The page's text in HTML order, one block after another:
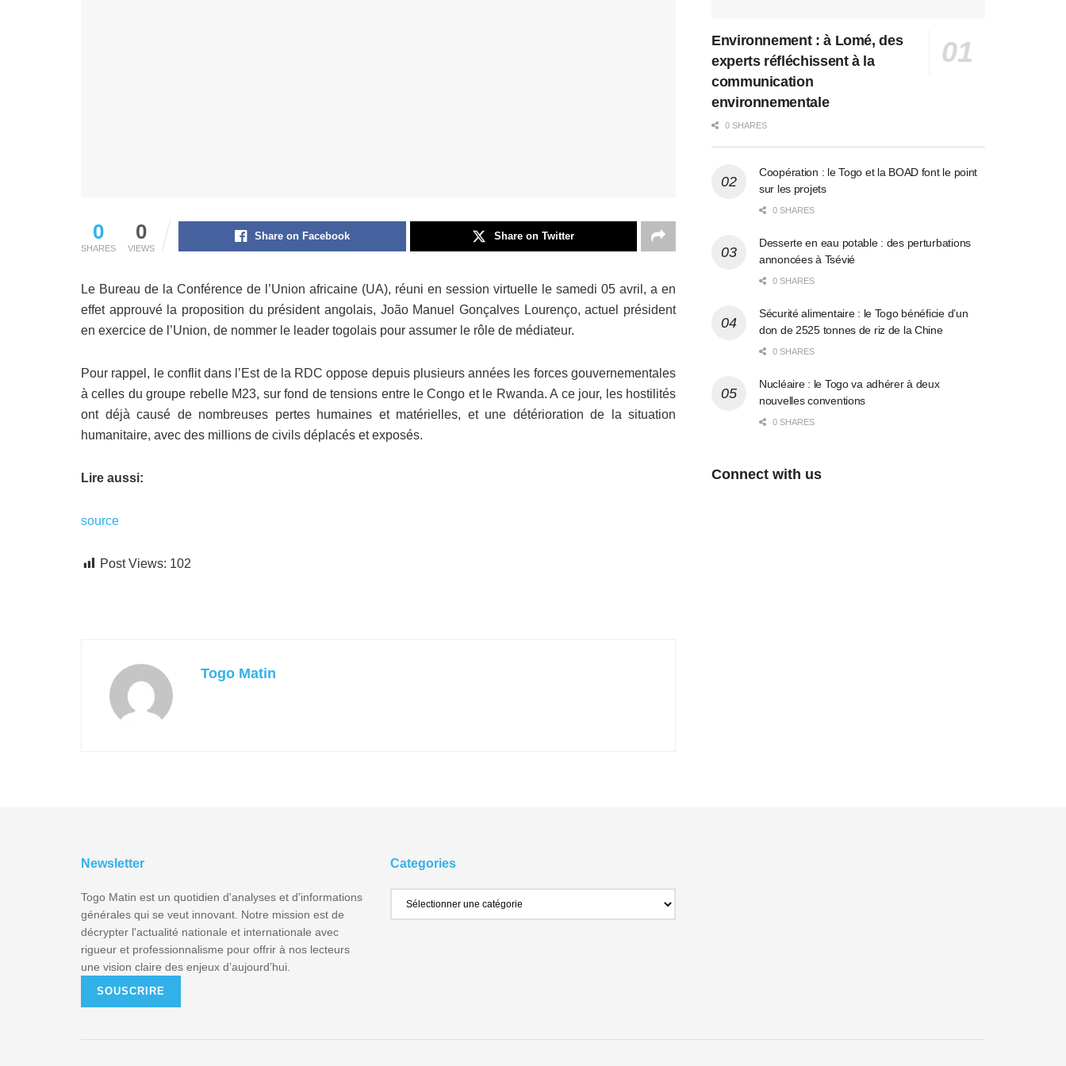
0
SHARES
0
VIEWS
Share on Facebook Share on Twitter
Le Bureau de la Conférence de l’Union africaine (UA), réuni en session virtuelle le samedi 05 avril, a en
effet approuvé la proposition du président angolais, João Manuel Gonçalves Lourenço, actuel président
en exercice de l’Union, de nommer le leader togolais pour assumer le rôle de médiateur.
Pour rappel, le conflit dans l’Est de la RDC oppose depuis plusieurs années les forces gouvernementales
à celles du groupe rebelle M23, sur fond de tensions entre le Congo et le Rwanda. A ce jour, les hostilités
ont déjà causé de nombreuses pertes humaines et matérielles, et une détérioration de la situation
humanitaire, avec des millions de civils déplacés et exposés.
Lire aussi:
source
Post Views: 102
Togo Matin
Environnement : à Lomé, des
experts réfléchissent à la
communication
environnementale
0 SHARES
Coopération : le Togo et la BOAD font le point
sur les projets
0 SHARES
Desserte en eau potable : des perturbations
annoncées à Tsévié
0 SHARES
Sécurité alimentaire : le Togo bénéficie d’un
don de 2525 tonnes de riz de la Chine
0 SHARES
Nucléaire : le Togo va adhérer à deux
nouvelles conventions
0 SHARES
Connect with us
Newsletter
Togo Matin est un quotidien d'analyses et d'informations
générales qui se veut innovant. Notre mission est de
décrypter l'actualité nationale et internationale avec
rigueur et professionnalisme pour offrir à nos lecteurs
une vision claire des enjeux d’aujourd’hui.
SOUSCRIRE
Categories